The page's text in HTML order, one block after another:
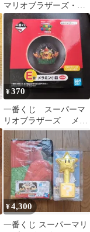
マリオブラザーズ・ム
ービー ピーチ ラバーチ
ャーム
¥370
一番くじ スーパーマ
リオブラザーズ メラ
ミン小皿 E賞クッパ
さま BOWSEN
¥4,300
一番くじ スーパーマリ